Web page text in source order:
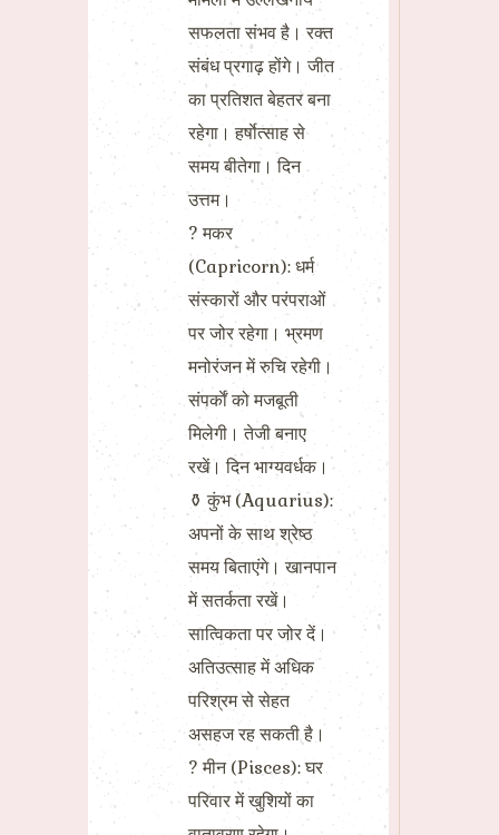
सफलता संभव है। रक्त
संबंध प्रगाढ़ होंगे। जीत
का प्रतिशत बेहतर बना
रहेगा। हर्षाेत्साह से
समय बीतेगा। दिन
उत्तम।
? मकर
(Capricorn): धर्म
संस्कारों और परंपराओं
पर जोर रहेगा। भ्रमण
मनोरंजन में रुचि रहेगी।
संपर्काें को मजबूती
मिलेगी। तेजी बनाए
रखें। दिन भाग्यवर्धक।
⚱ कुंभ (Aquarius):
अपनों के साथ श्रेष्ठ
समय बिताएंगे। खानपान
में सतर्कता रखें।
सात्विकता पर जोर दें।
अतिउत्साह में अधिक
परिश्रम से सेहत
असहज रह सकती है।
? मीन (Pisces): घर
परिवार में खुशियों का